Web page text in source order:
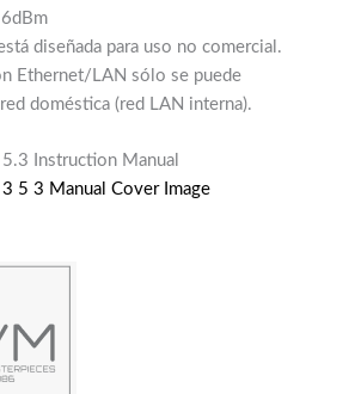
diseñada para uso no comercial.
Ethernet/LAN sólo se puede
doméstica (red LAN interna).
5.3 Instruction Manual